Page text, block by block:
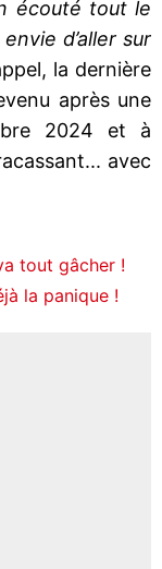
écouté tout le
d’aller sur
la dernière
après une
2024 et à
avec
tout gâcher !
la panique !